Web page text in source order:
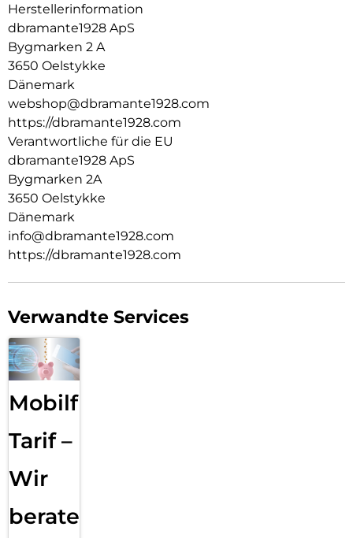
Herstellerinformation
dbramante1928 ApS
Bygmarken 2 A
3650 Oelstykke
Dänemark
webshop@dbramante1928.com
https://dbramante1928.com
Verantwortliche für die EU
dbramante1928 ApS
Bygmarken 2A
3650 Oelstykke
Dänemark
info@dbramante1928.com
https://dbramante1928.com
Verwandte Services
Mobilfunk
Tarif –
Wir
beraten